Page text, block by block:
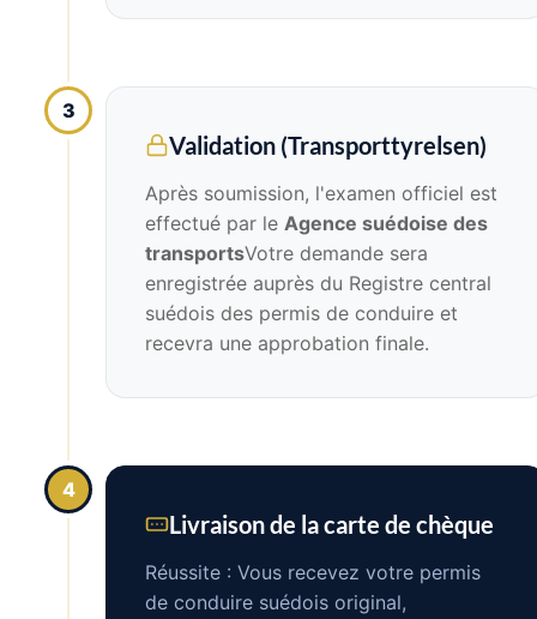
3
Validation (Transporttyrelsen)
Après soumission, l'examen officiel est
effectué par le Agence suédoise des
transportsVotre demande sera
enregistrée auprès du Registre central
suédois des permis de conduire et
recevra une approbation finale.
4
Livraison de la carte de chèque
Réussite : Vous recevez votre permis
de conduire suédois original,